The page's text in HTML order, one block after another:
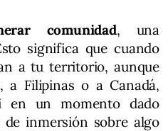
comunidad, una
significa que cuando
a tu territorio, aunque
a Filipinas o a Canadá,
en un momento dado
de inmersión sobre algo